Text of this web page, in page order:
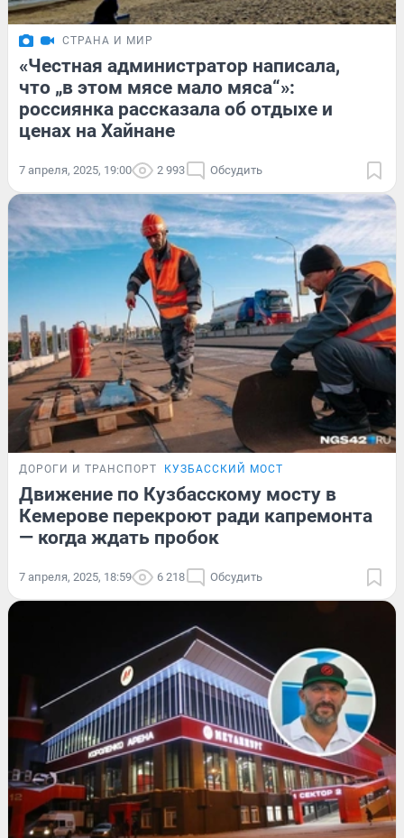
СТРАНА И МИР
«Честная администратор написала,
что „в этом мясе мало мяса“»:
россиянка рассказала об отдыхе и
ценах на Хайнане
7 апреля, 2025, 19:00 2 993 Обсудить
ДОРОГИ И ТРАНСПОРТ КУЗБАССКИЙ МОСТ
Движение по Кузбасскому мосту в
Кемерове перекроют ради капремонта
— когда ждать пробок
7 апреля, 2025, 18:59 6 218 Обсудить